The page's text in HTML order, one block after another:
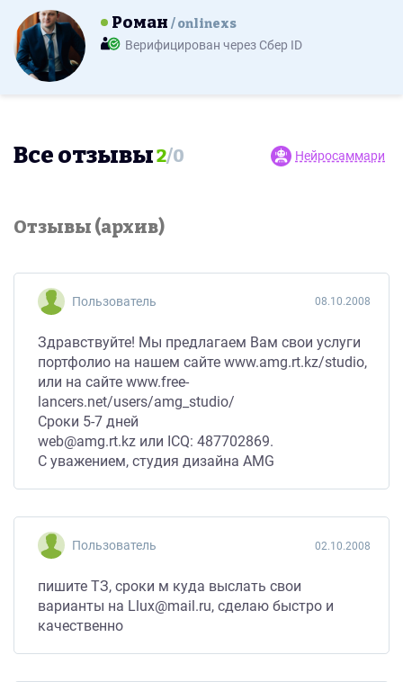
Роман onlinexs
Верифицирован через Сбер ID
Все отзывы2/0 Нейросаммари
Отзывы (архив)
Пользователь 08.10.2008
Здравствуйте! Мы предлагаем Вам свои услуги
портфолио на нашем сайте www.amg.rt.kz/studio,
или на сайте www.free-
lancers.net/users/amg_studio/
Сроки 5-7 дней
web@amg.rt.kz или ICQ: 487702869.
C уважением, студия дизайна AMG
Пользователь 02.10.2008
пишите ТЗ, сроки м куда выслать свои
варианты на Llux@mail.ru, сделаю быстро и
качественно